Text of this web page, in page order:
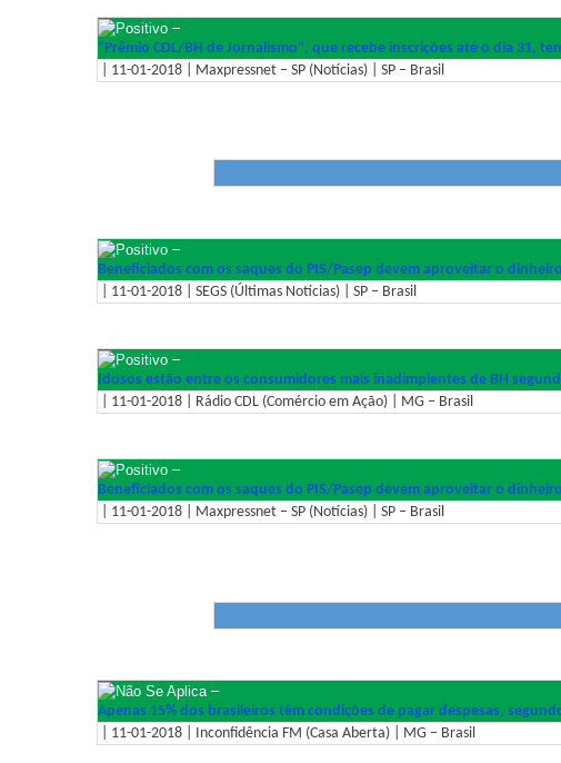
–
"Prêmio CDL/BH de Jornalismo", que recebe inscrições até o dia 31,
| 11-01-2018 | Maxpressnet – SP (Notícias) | SP – Brasil
–
Beneficiados com os saques do PIS/Pasep devem aproveitar o
| 11-01-2018 | SEGS (Últimas Notícias) | SP – Brasil
–
Idosos estão entre os consumidores mais inadimplentes de BH
| 11-01-2018 | Rádio CDL (Comércio em Ação) | MG – Brasil
–
Beneficiados com os saques do PIS/Pasep devem aproveitar o
| 11-01-2018 | Maxpressnet – SP (Notícias) | SP – Brasil
–
Apenas 15% dos brasileiros têm condições de pagar despesas,
| 11-01-2018 | Inconfidência FM (Casa Aberta) | MG – Brasil